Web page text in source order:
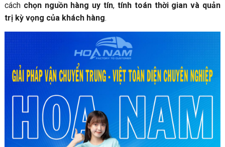
cách chọn nguồn hàng uy tín, tính toán thời gian và quản
trị kỳ vọng của khách hàng.